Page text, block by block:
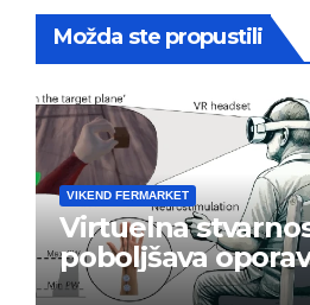
Možda ste propustili
VIKEND FERMARKET
Virtuelna
poboljšava
nakon moždanog